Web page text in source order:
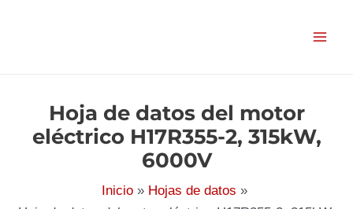
Hoja de datos del motor
eléctrico H17R355-2, 315kW,
6000V
Inicio
Hojas de datos